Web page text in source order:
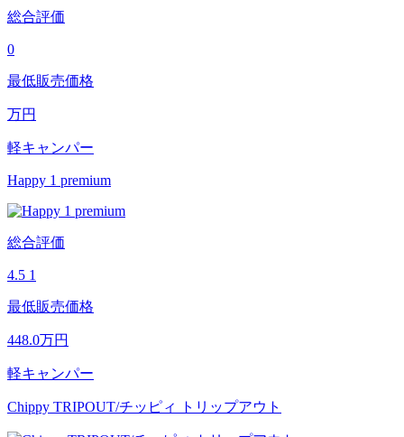
総合評価
0
最低販売価格
万円
軽キャンパー
Happy 1 premium
総合評価
4.5 1
最低販売価格
448.0万円
軽キャンパー
Chippy TRIPOUT/チッピィ トリップアウト